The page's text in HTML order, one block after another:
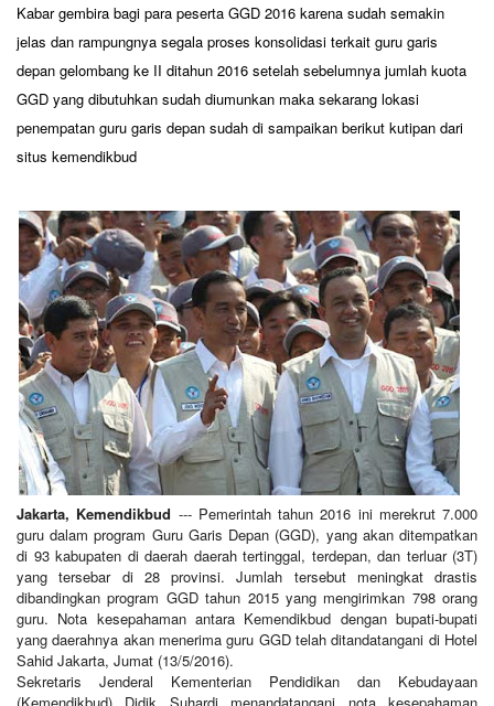
Kabar gembira bagi para peserta GGD 2016 karena sudah semakin
jelas dan rampungnya segala proses konsolidasi terkait guru garis
depan gelombang ke II ditahun 2016 setelah sebelumnya jumlah kuota
GGD yang dibutuhkan sudah diumunkan maka sekarang lokasi
penempatan guru garis depan sudah di sampaikan berikut kutipan dari
situs kemendikbud
Jakarta, Kemendikbud --- Pemerintah tahun 2016 ini merekrut 7.000
guru dalam program Guru Garis Depan (GGD), yang akan ditempatkan
di 93 kabupaten di daerah daerah tertinggal, terdepan, dan terluar (3T)
yang tersebar di 28 provinsi. Jumlah tersebut meningkat drastis
dibandingkan program GGD tahun 2015 yang mengirimkan 798 orang
guru. Nota kesepahaman antara Kemendikbud dengan bupati-bupati
yang daerahnya akan menerima guru GGD telah ditandatangani di Hotel
Sahid Jakarta, Jumat (13/5/2016).
Sekretaris Jenderal Kementerian Pendidikan dan Kebudayaan